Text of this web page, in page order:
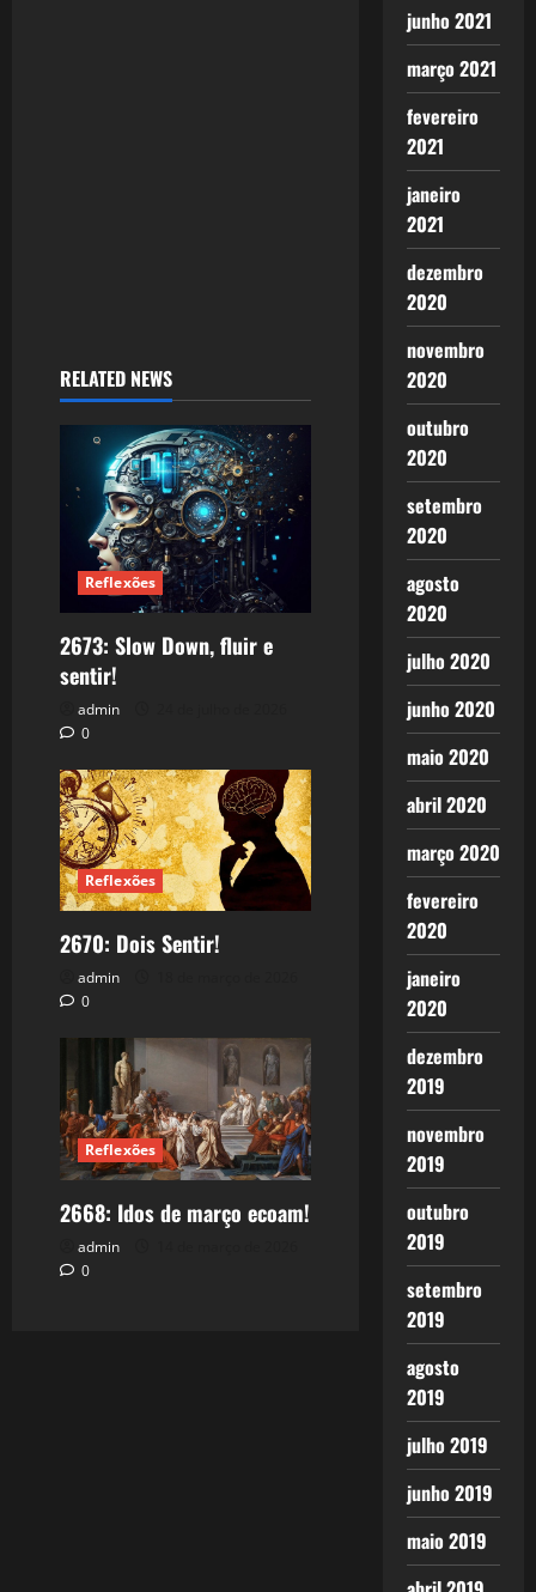
RELATED NEWS
Reflexões
2673: Slow Down, fluir e
sentir!
admin
0
Reflexões
2670: Dois Sentir!
admin
0
Reflexões
2668: Idos de março ecoam!
admin
0
junho 2021
março 2021
fevereiro
2021
janeiro
2021
dezembro
2020
novembro
2020
outubro
2020
setembro
2020
agosto
2020
julho 2020
junho 2020
maio 2020
abril 2020
março 2020
fevereiro
2020
janeiro
2020
dezembro
2019
novembro
2019
outubro
2019
setembro
2019
agosto
2019
julho 2019
junho 2019
maio 2019